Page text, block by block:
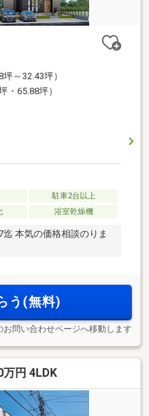
坪～32.43坪）
・65.88坪）
駐車2台以上
浴室乾燥機
迄 本気の価格相談のりま
う(無料)
お問い合わせページへ移動します
円 4LDK